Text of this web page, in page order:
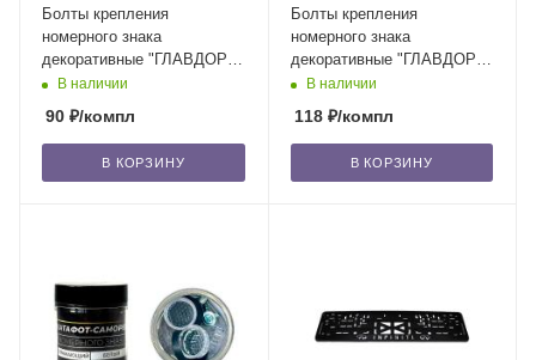
Болты крепления
номерного знака
декоративные "ГЛАВДОР"
GL-109 отражающие,
В наличии
90 ₽/компл
В КОРЗИНУ
Болты крепления
номерного знака
декоративные "ГЛАВДОР"
GL-753 нерж. сталь (4 шт.)
В наличии
118₽/компл
В КОРЗИНУ